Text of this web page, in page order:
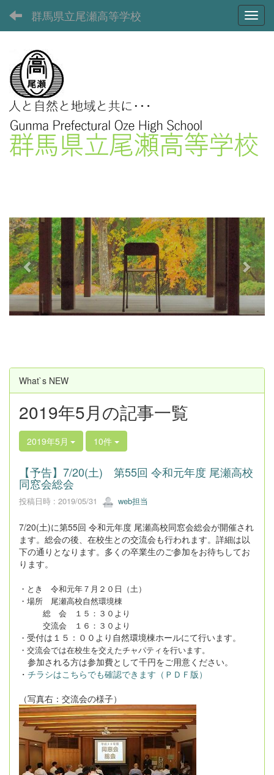
群馬県立尾瀬高等学校
e
v
i
o
u
s
x
t
What`s NEW
2019年5月の記事一覧
2019年5月 10件
【予告】7/20(土) 第55回 令和元年度 尾瀬高校
同窓会総会
投稿日時 : 2019/05/31 web担当
7/20(土)に第55回 令和元年度 尾瀬高校同窓会総会が開催され
ます。総会の後、在校生との交流会も行われます。詳細は以
下の通りとなります。多くの卒業生のご参加をお待ちしてお
ります。
・とき 令和元年７月２０日（土）
・場所 尾瀬高校自然環境棟
総 会 １５：３０より
交流会 １６：３０より
・ 受付は１５：００より自然環境棟ホールにて行います。
・交流会では在校生を交えたチャパティを行います。
参加される方は参加費として千円をご用意ください。
・ チラシはこちらでも確認できます（ＰＤＦ版）
（写真右：交流会の様子）